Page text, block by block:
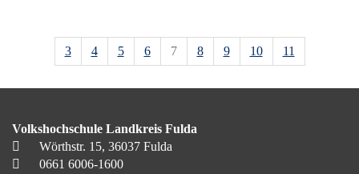
3 4 5 6 7 8 9 10 11
Volkshochschule Landkreis Fulda
Wörthstr. 15, 36037 Fulda
0661 6006-1600